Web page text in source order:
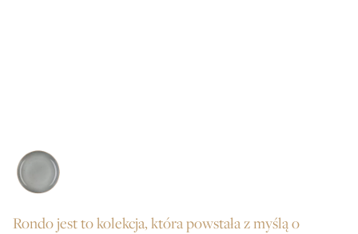
Rondo jest to kolekcja, która powstała z myślą o